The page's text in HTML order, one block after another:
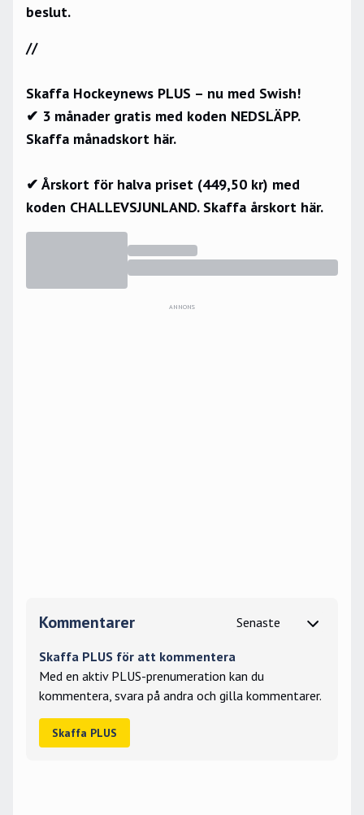
beslut.
//
Skaffa Hockeynews PLUS – nu med Swish!
✔ 3 månader gratis med koden NEDSLÄPP.
Skaffa månadskort här.
✔ Årskort för halva priset (449,50 kr) med
koden CHALLEVSJUNLAND. Skaffa årskort här.
ANNONS
Kommentarer
Skaffa PLUS för att kommentera
Med en aktiv PLUS-prenumeration kan du
kommentera, svara på andra och gilla kommentarer.
Skaffa PLUS